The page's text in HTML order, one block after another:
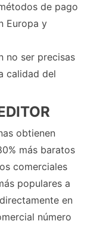
de pago
Europa y
no ser precisas
calidad del
obtienen
más baratos
comerciales
populares a
en
número